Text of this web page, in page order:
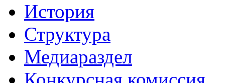
История
Структура
Медиараздел